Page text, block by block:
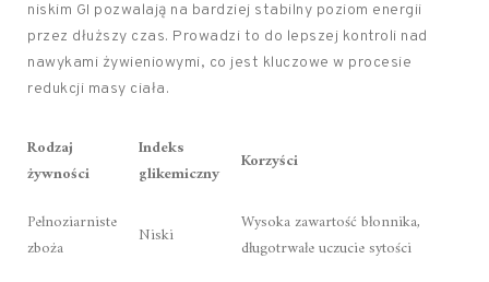
niskim GI pozwalają na bardziej stabilny poziom energii
przez dłuższy czas. Prowadzi to do lepszej kontroli nad
nawykami żywieniowymi, co jest kluczowe w procesie
redukcji masy ciała.
Rodzaj
żywności
Indeks
glikemiczny
Korzyści
Pełnoziarniste
zboża
Niski
Wysoka zawartość błonnika,
długotrwałe uczucie sytości